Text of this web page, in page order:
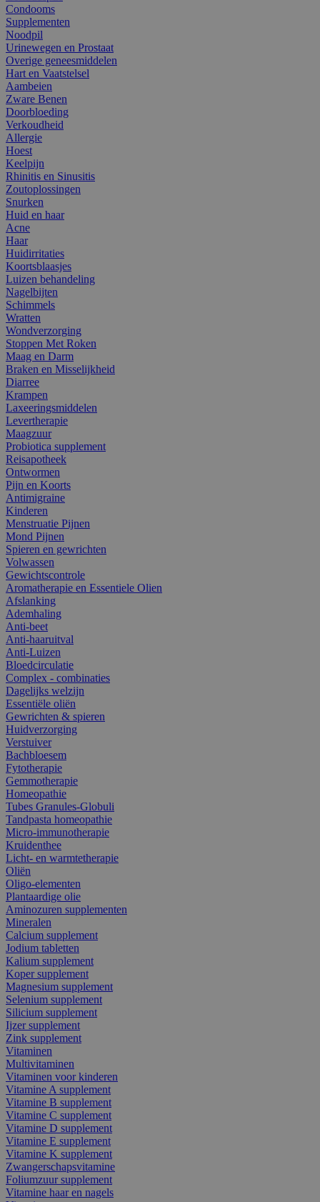
Condooms
Supplementen
Noodpil
Urinewegen en Prostaat
Overige geneesmiddelen
Hart en Vaatstelsel
Aambeien
Zware Benen
Doorbloeding
Verkoudheid
Allergie
Hoest
Keelpijn
Rhinitis en Sinusitis
Zoutoplossingen
Snurken
Huid en haar
Acne
Haar
Huidirritaties
Koortsblaasjes
Luizen behandeling
Nagelbijten
Schimmels
Wratten
Wondverzorging
Stoppen Met Roken
Maag en Darm
Braken en Misselijkheid
Diarree
Krampen
Laxeeringsmiddelen
Levertherapie
Maagzuur
Probiotica supplement
Reisapotheek
Ontwormen
Pijn en Koorts
Antimigraine
Kinderen
Menstruatie Pijnen
Mond Pijnen
Spieren en gewrichten
Volwassen
Gewichtscontrole
Aromatherapie en Essentiele Olien
Afslanking
Ademhaling
Anti-beet
Anti-haaruitval
Anti-Luizen
Bloedcirculatie
Complex - combinaties
Dagelijks welzijn
Essentiële oliën
Gewrichten & spieren
Huidverzorging
Verstuiver
Bachbloesem
Fytotherapie
Gemmotherapie
Homeopathie
Tubes Granules-Globuli
Tandpasta homeopathie
Micro-immunotherapie
Kruidenthee
Licht- en warmtetherapie
Oliën
Oligo-elementen
Plantaardige olie
Aminozuren supplementen
Mineralen
Calcium supplement
Jodium tabletten
Kalium supplement
Koper supplement
Magnesium supplement
Selenium supplement
Silicium supplement
Ijzer supplement
Zink supplement
Vitaminen
Multivitaminen
Vitaminen voor kinderen
Vitamine A supplement
Vitamine B supplement
Vitamine C supplement
Vitamine D supplement
Vitamine E supplement
Vitamine K supplement
Zwangerschapsvitamine
Foliumzuur supplement
Vitamine haar en nagels